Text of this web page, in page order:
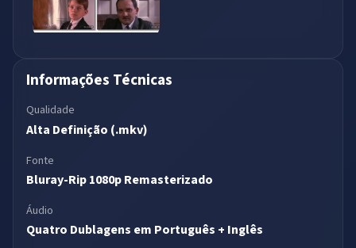
Informações Técnicas
Qualidade
Alta Definição (.mkv)
Fonte
Bluray-Rip 1080p Remasterizado
Áudio
Quatro Dublagens em Português + Inglês